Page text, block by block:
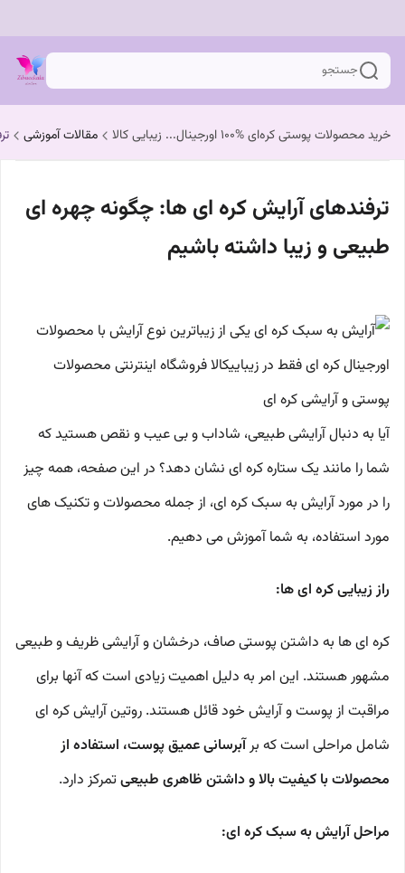
جستجو
خرید محصولات پوستی کره‌ای %100 اورجینال... زیبایی کالا مقالات آموزشی
ترفندهای آرایش کره ای ها: چگونه چهره ای
طبیعی و زیبا داشته باشیم
آیا به دنبال آرایشی طبیعی، شاداب و بی عیب و نقص هستید که
شما را مانند یک ستاره کره ای نشان دهد؟ در این صفحه، همه چیز
را در مورد آرایش به سبک کره ای، از جمله محصولات و تکنیک های
مورد استفاده، به شما آموزش می دهیم.
راز زیبایی کره ای ها:
کره ای ها به داشتن پوستی صاف، درخشان و آرایشی ظریف و طبیعی
مشهور هستند. این امر به دلیل اهمیت زیادی است که آنها برای
مراقبت از پوست و آرایش خود قائل هستند. روتین آرایش کره ای
شامل مراحلی است که برآبرسانی عمیق پوست، استفاده از
محصولات با کیفیت بالا و داشتن ظاهری طبیعیتمرکز دارد.
مراحل آرایش به سبک کره ای: